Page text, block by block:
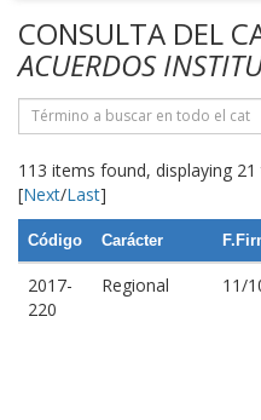
CONSULTA DEL
ACUERDOS
113 items found, displaying 21
[Next/Last]
Código Carácter
2017-
220
Regional 11/